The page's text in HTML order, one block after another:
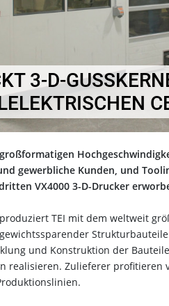
3-D-
gewerbliche Kunden, und
VX4000 3-D-Drucker
TEI mit dem weltweit
Strukturbauteile
und Konstruktion der
realisieren. Zulieferer profitieren